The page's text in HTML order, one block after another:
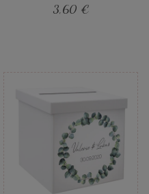
3,60 €